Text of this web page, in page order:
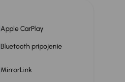
Apple CarPlay
Bluetooth pripojenie
MirrorLink